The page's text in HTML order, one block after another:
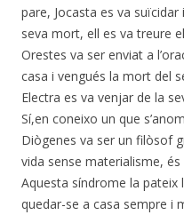
pare, Jocasta es va
seva mort, ell es va treure
Orestes va ser enviat a
casa i vengués la mort del
Electra es va venjar de la
Sí,en coneixo un que
Diògenes va ser un filòsof
vida sense materialisme,
Aquesta síndrome la pateix
quedar-se a casa sempre i